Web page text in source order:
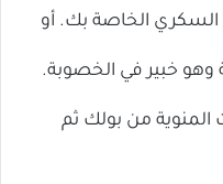
الخاصة بك. أو
خبير في الخصوبة.
المنوية من بولك ثم